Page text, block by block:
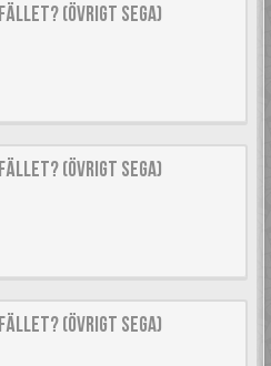
(Övrigt Sega)
(Övrigt Sega)
(Övrigt Sega)